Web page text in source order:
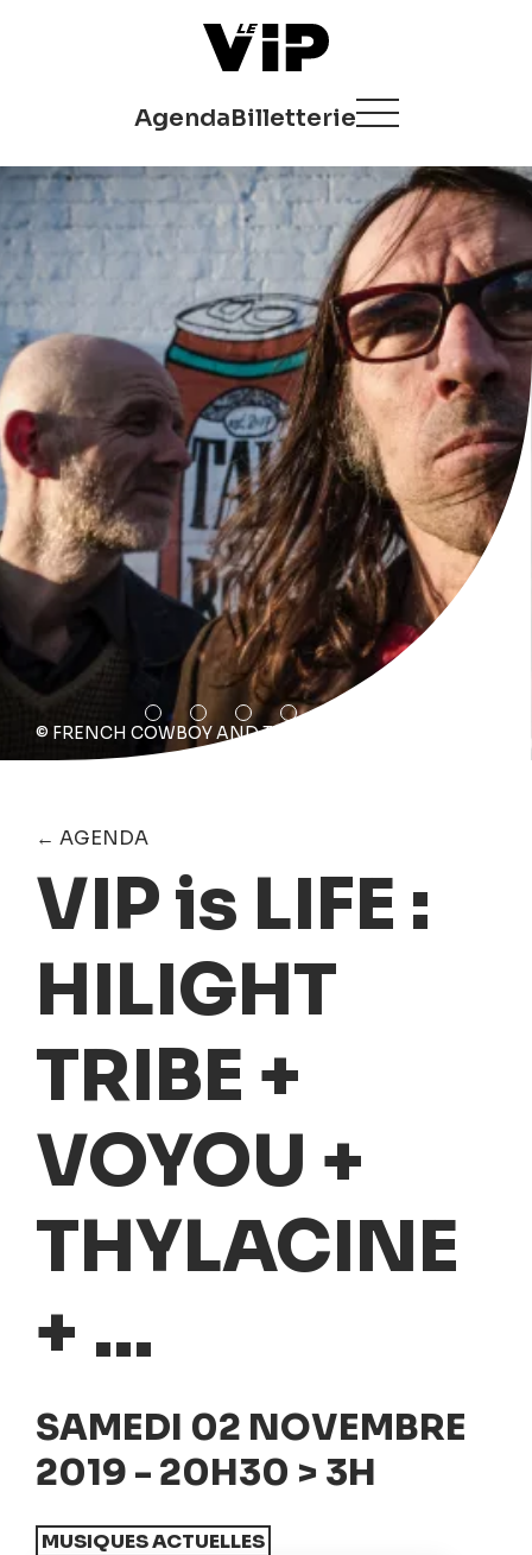
AgendaBilletterie
© FRENCH COWBOY AND THE ONE
← AGENDA
VIP is LIFE :
HILIGHT
TRIBE +
VOYOU +
THYLACINE
+ …
SAMEDI 02 NOVEMBRE
2019 - 20H30 > 3H
MUSIQUES ACTUELLES